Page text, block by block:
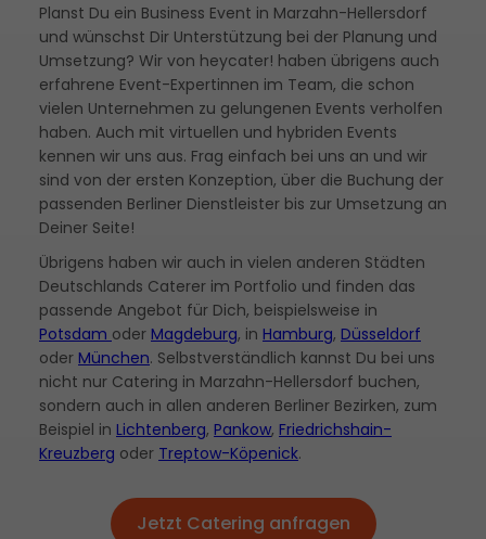
Planst Du ein Business Event in Marzahn-Hellersdorf
und wünschst Dir Unterstützung bei der Planung und
Umsetzung? Wir von heycater! haben übrigens auch
erfahrene Event-Expertinnen im Team, die schon
vielen Unternehmen zu gelungenen Events verholfen
haben. Auch mit virtuellen und hybriden Events
kennen wir uns aus. Frag einfach bei uns an und wir
sind von der ersten Konzeption, über die Buchung der
passenden Berliner Dienstleister bis zur Umsetzung an
Deiner Seite!
Übrigens haben wir auch in vielen anderen Städten
Deutschlands Caterer im Portfolio und finden das
passende Angebot für Dich, beispielsweise in
Potsdam oder Magdeburg, in Hamburg, Düsseldorf
oder München. Selbstverständlich kannst Du bei uns
nicht nur Catering in Marzahn-Hellersdorf buchen,
sondern auch in allen anderen Berliner Bezirken, zum
Beispiel in Lichtenberg, Pankow, Friedrichshain-
Kreuzberg oder Treptow-Köpenick.
Jetzt Catering anfragen